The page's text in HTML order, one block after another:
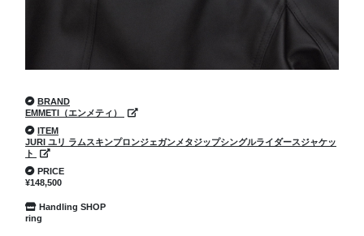
BRAND
EMMETI（エンメティ）
ITEM
JURI ユリ ラムスキンプロンジェガンメタジップシングルライダースジャケッ
ト
PRICE
¥148,500
Handling SHOP
ring